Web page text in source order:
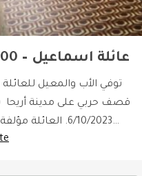
عائلة اسماعيل – 30500
توفي الأب والمعيل للعائلة
قصف حربي على مدينة أريحا
6/10/2023. العائلة مؤلفة من 3…